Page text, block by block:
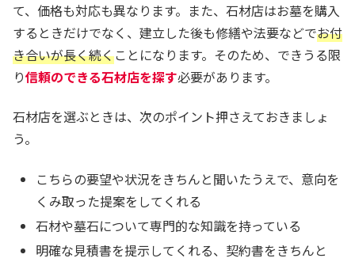
て、価格も対応も異なります。また、石材店はお墓を購入
するときだけでなく、建立した後も修繕や法要などでお付
き合いが長く続くことになります。そのため、できうる限
り信頼のできる石材店を探す必要があります。
石材店を選ぶときは、次のポイント押さえておきましょ
う。
こちらの要望や状況をきちんと聞いたうえで、意向を
くみ取った提案をしてくれる
石材や墓石について専門的な知識を持っている
明確な見積書を提示してくれる、契約書をきちんと